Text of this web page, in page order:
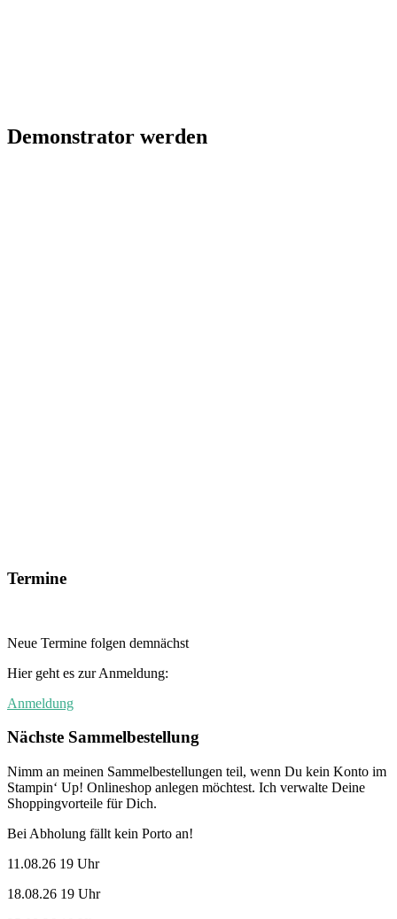
Demonstrator werden
Termine
Neue Termine folgen demnächst
Hier geht es zur Anmeldung:
Anmeldung
Nächste Sammelbestellung
Nimm an meinen Sammelbestellungen teil, wenn Du kein Konto im
Stampin‘ Up! Onlineshop anlegen möchtest. Ich verwalte Deine
Shoppingvorteile für Dich.
Bei Abholung fällt kein Porto an!
11.08.26 19 Uhr
18.08.26 19 Uhr